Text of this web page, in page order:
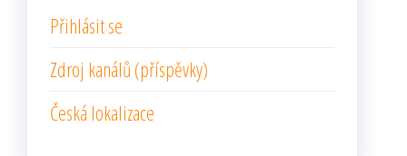
Přihlásit se
Zdroj kanálů (příspěvky)
Česká lokalizace